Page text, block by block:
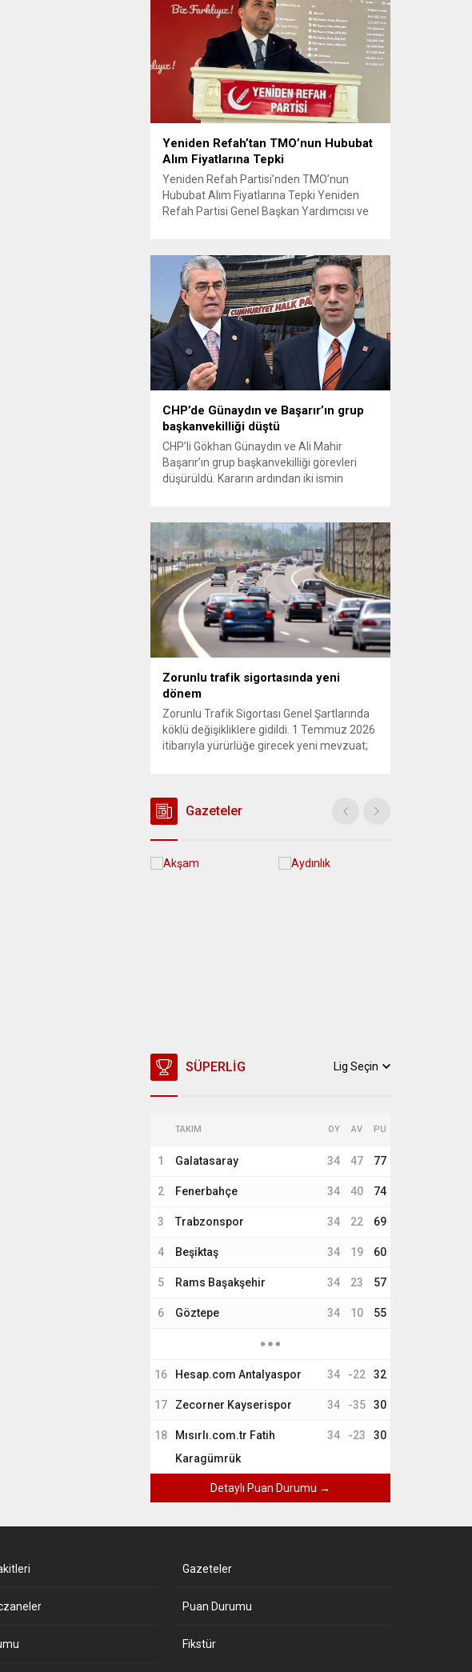
Çünkü biliyorum ki dünyanın herhangi bir
köşesinde yaşanan acı, insanlığın ortak
vicdanında açılmış bir yaradır. Bir çocuğun
gözyaşı da, bir annenin umudu...
Yeniden Refah’tan TMO’nun Hububat
Alım Fiyatlarına Tepki
Yeniden Refah Partisi’nden TMO’nun
Hububat Alım Fiyatlarına Tepki Yeniden
Refah Partisi Genel Başkan Yardımcısı ve
Ofisi’nin (TMO) açıkladığı hububat alım
fiyatlarına ilişkin yazılı bir açıklama yaptı.
Bayramoğlu, açıklanan fiyatların çiftçinin
artan maliyetlerini karşılamaktan uzak
olduğunu savunarak fiyatların yeniden
değerlendirilmesi çağrısında...
CHP’de Günaydın ve Başarır’ın grup
başkanvekilliği düştü
CHP’li Gökhan Günaydın ve Ali Mahir
Başarır’ın grup başkanvekilliği görevleri
düşürüldü. Kararın ardından iki ismin
açıklamasında “Olmayan MYK’nın verdiği
hukuksuz bir karardır” dedi. CHP’den
tedbirli olarak kesin çıkarma cezası
uygulanmak üzere Yüksek Disiplin
Kurulu’na (YDK) sevk edilen ve partideki
tüm görevlerinden...
Zorunlu trafik sigortasında yeni
dönem
Zorunlu Trafik Sigortası Genel Şartlarında
köklü değişikliklere gidildi. 1 Temmuz 2026
itibarıyla yürürlüğe girecek yeni mevzuat;
yaş sınırını kaldırıyor ve değer kaybı
ödemelerinde hak sahibinin başvuru şartını
otomatik hale getiriyor. Hazine
Müsteşarlığına bağlı ilgili kurumlarca...
Gazeteler
SÜPERLIG Lig Seçin
TAKIM OY AV PU
1 Galatasaray 34 47 77
2 Fenerbahçe 34 40 74
3 Trabzonspor 34 22 69
4 Beşiktaş 34 19 60
5 Rams Başakşehir 34 23 57
6 Göztepe 34 10 55
16 Hesap.com Antalyaspor 34 -22 32
17 Zecorner Kayserispor 34 -35 30
18
Mısırlı.com.tr Fatih
Karagümrük
34 -23 30
Detaylı Puan Durumu →
Gazeteler
Puan Durumu
Fikstür